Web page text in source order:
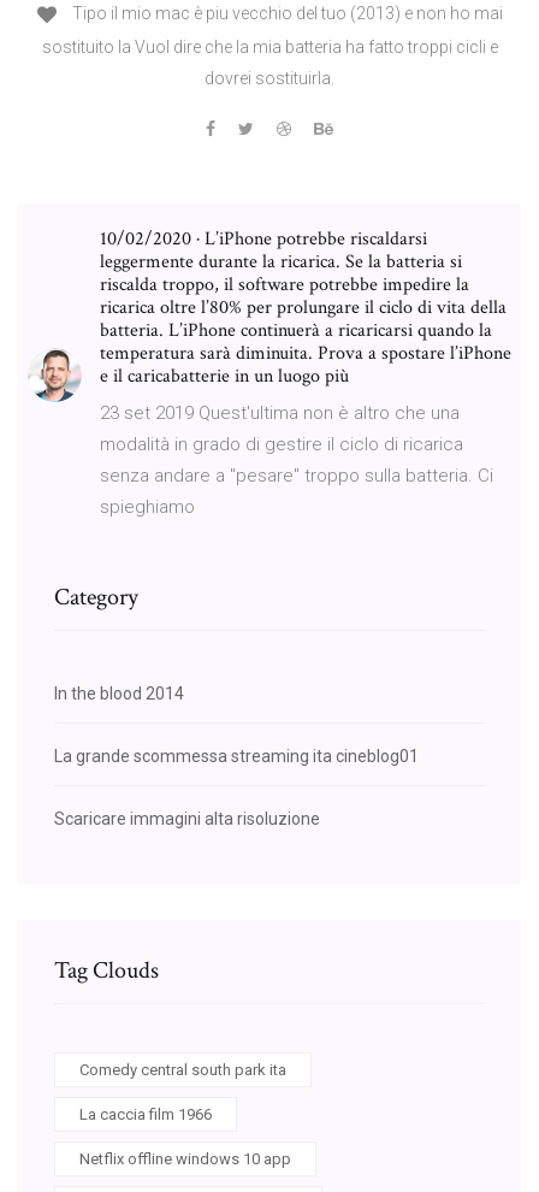
Tipo il mio mac è piu vecchio del tuo (2013) e non ho mai
sostituito la Vuol dire che la mia batteria ha fatto troppi cicli e
dovrei sostituirla.
10/02/2020 · L’iPhone potrebbe riscaldarsi
leggermente durante la ricarica. Se la batteria si
riscalda troppo, il software potrebbe impedire la
ricarica oltre l’80% per prolungare il ciclo di vita della
batteria. L’iPhone continuerà a ricaricarsi quando la
temperatura sarà diminuita. Prova a spostare l’iPhone
e il caricabatterie in un luogo più
23 set 2019 Quest'ultima non è altro che una
modalità in grado di gestire il ciclo di ricarica
senza andare a "pesare" troppo sulla batteria. Ci
spieghiamo
Category
In the blood 2014
La grande scommessa streaming ita cineblog01
Scaricare immagini alta risoluzione
Tag Clouds
Comedy central south park ita
La caccia film 1966
Netflix offline windows 10 app